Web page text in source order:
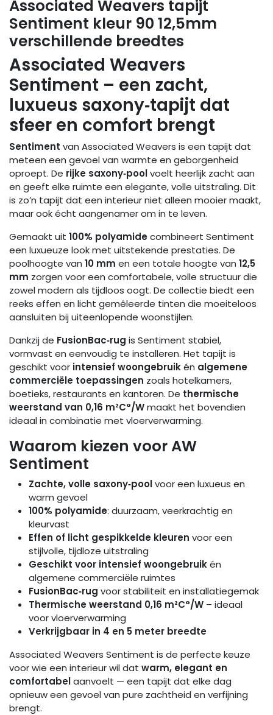
Associated Weavers tapijt
Sentiment kleur 90 12,5mm
verschillende breedtes
Associated Weavers
Sentiment – een zacht,
luxueus saxony‑tapijt dat
sfeer en comfort brengt
Sentiment van Associated Weavers is een tapijt dat
meteen een gevoel van warmte en geborgenheid
oproept. De rijke saxony‑poolvoelt heerlijk zacht aan
en geeft elke ruimte een elegante, volle uitstraling. Dit
is zo’n tapijt dat een interieur niet alleen mooier maakt,
maar ook écht aangenamer om in te leven.
Gemaakt uit 100% polyamidecombineert Sentiment
een luxueuze look met uitstekende prestaties. De
poolhoogte van 10 mm en een totale hoogte van 12,5
mm zorgen voor een comfortabele, volle structuur die
zowel modern als tijdloos oogt. De collectie biedt een
reeks effen en licht gemêleerde tinten die moeiteloos
aansluiten bij uiteenlopende woonstijlen.
Dankzij de FusionBac‑rug is Sentiment stabiel,
vormvast en eenvoudig te installeren. Het tapijt is
geschikt voor intensief woongebruikén algemene
commerciële toepassingen zoals hotelkamers,
boetieks, restaurants en kantoren. De thermische
weerstand van 0,16 m²C°/Wmaakt het bovendien
ideaal in combinatie met vloerverwarming.
Waarom kiezen voor AW
Sentiment
Zachte, volle saxony‑poolvoor een luxueus en
warm gevoel
100% polyamide: duurzaam, veerkrachtig en
kleurvast
Effen of licht gespikkelde kleuren voor een
stijlvolle, tijdloze uitstraling
Geschikt voor intensief woongebruikén
algemene commerciële ruimtes
FusionBac‑rug voor stabiliteit en installatiegemak
Thermische weerstand 0,16 m²C°/W – ideaal
voor vloerverwarming
Verkrijgbaar in 4 en 5 meter breedte
Associated Weavers Sentiment is de perfecte keuze
voor wie een interieur wil dat warm, elegant en
comfortabelaanvoelt — een tapijt dat elke dag
opnieuw een gevoel van pure zachtheid en verfijning
brengt.